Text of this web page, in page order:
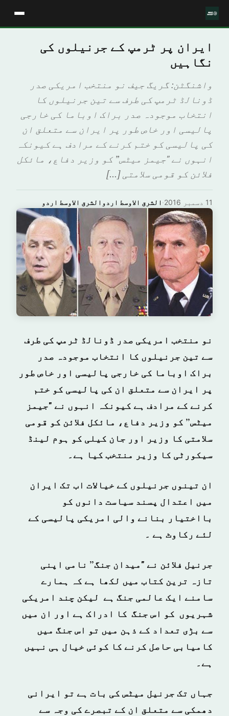
ایران پر ٹرمپ کے جرنیلوں کی
نگاہیں
واشنگٹن: گریگ جیف نو منتخب امریکی صدر
ڈونالڈ ٹرمپ کی طرف سے تین جرنیلوں کا
انتخاب موجودہ صدر براک اوباما کی خارجی
پالیسی اور خاص طور پر ایران سے متعلق ان
کی پالیسی کو ختم کرنے کے مرادف ہے کیونکہ
انہوں نے "جیمز میٹس” کو وزیر دفاع، مائکل
فلائن کو قومی سلامتی […]
الشرق الاوسط اردوالشرق الاوسط اردو · 11 دسمبر 2016
نو منتخب امریکی صدر ڈونالڈ ٹرمپ کی طرف
سے تین جرنیلوں کا انتخاب موجودہ صدر
براک اوباما کی خارجی پالیسی اور خاص طور
پر ایران سے متعلق ان کی پالیسی کو ختم
کرنے کے مرادف ہے کیونکہ انہوں نے "جیمز
میٹس” کو وزیر دفاع، مائکل فلائن کو قومی
سلامتی کا وزیر اور جان کیلی کو ہوم لینڈ
سیکورٹی کا وزیر منتخب کیا ہے۔
ان تینوں جرنیلوں کے خیالات اب تک ایران
میں اعتدال پسند سیاست دانوں کو
بااختیار بنانے والی امریکی پالیسی کے
لئے رکاوٹ ہے ۔
جرنيل فلائن نے "میدان جنگ” نامی اپنی
تازہ ترین کتاب میں لکھا ہے کہ ہمارے
سامنے ایک عالمی جنگ ہے لیکن چند امریکی
شہریوں کو اس جنگ کا ادراک ہے اور ان میں
سے بڑی تعداد کے ذہن میں تو اس جنگ میں
کامیابی حاصل کرنے کا کوئی خیال ہی نہیں
ہے۔
جہاں تک جرنيل میٹس کی بات ہے تو ایرانی
دھمکی سے متعلق ان کے تبصرے کی وجہ سے